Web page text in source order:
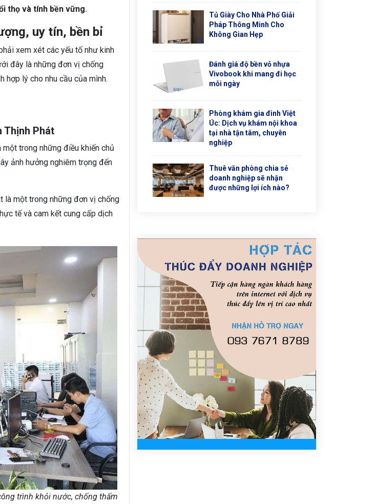
thọ và tính bền vững.
uy tín, bền bỉ
xem xét các yếu tố như kinh
đây là những đơn vị chống
hợp lý cho nhu cầu của mình.
Thịnh Phát
trong những điều khiến chủ
ảnh hưởng nghiêm trọng đến
là một trong những đơn vị chống
tế và cam kết cung cấp dịch
trình khỏi nước, chống thấm
Tủ Giày Cho Nhà Phố Giải
Pháp Thông Minh Cho
Không Gian Hẹp
Đánh giá độ bền vỏ nhựa
Vivobook khi mang đi học
mỗi ngày
Phòng khám gia đình Việt
Úc: Dịch vụ khám nội khoa
tại nhà tận tâm, chuyên
nghiệp
Thuê văn phòng chia sẻ
doanh nghiệp sẽ nhận
được những lợi ích nào?